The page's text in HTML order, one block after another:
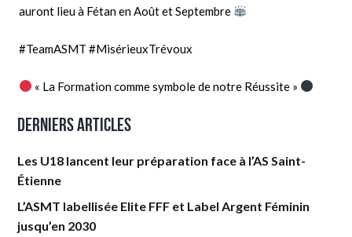
auront lieu à Fétan en Août et Septembre
#TeamASMT #MisérieuxTrévoux
« La Formation comme symbole de notre Réussite »
Derniers articles
Les U18 lancent leur préparation face à l’AS Saint-
Étienne
L’ASMT labellisée Elite FFF et Label Argent Féminin
jusqu’en 2030